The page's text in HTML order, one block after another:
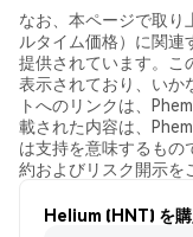
なお、本ページで取り
ルタイム価格）に関連
提供されています。こ
表示されており、いか
トへのリンクは、
載された内容は、
は支持を意味するもの
約およびリスク開示を
Helium (HNT) を購